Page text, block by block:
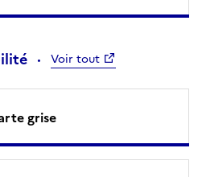
Voir tout
grise